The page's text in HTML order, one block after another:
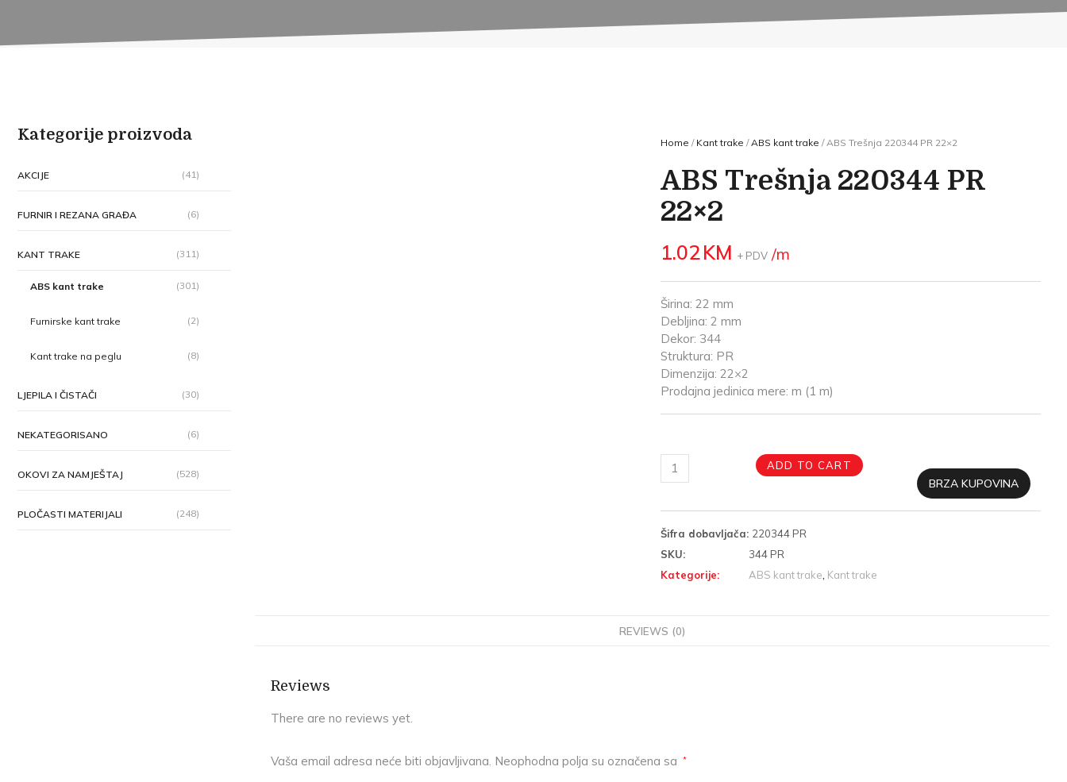
Kategorije proizvoda
AKCIJE (41)
FURNIR I REZANA GRAĐA (6)
KANT TRAKE (311)
ABS kant trake (301)
Furnirske kant trake (2)
Kant trake na peglu (8)
LJEPILA I ČISTAČI (30)
NEKATEGORISANO (6)
OKOVI ZA NAMJEŠTAJ (528)
PLOČASTI MATERIJALI (248)
Home / Kant trake /ABS kant trake / ABS Trešnja 220344 PR 22×2
ABS Trešnja 220344 PR
22×2
1.02KM + PDV /m
Širina: 22 mm
Debljina: 2 mm
Dekor: 344
Struktura: PR
Dimenzija: 22×2
Prodajna jedinica mere: m (1 m)
ADD TO CART
BRZA KUPOVINA
Šifra dobavljača: 220344 PR
SKU:
344 PR
Kategorije:
ABS kant trake Kant trake
REVIEWS (0)
Reviews
There are no reviews yet.
Vaša email adresa neće biti objavljivana. Neophodna polja su označena sa *